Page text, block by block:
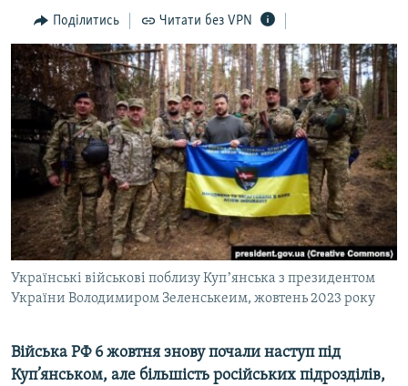
Перейти
до
пошуку
ПОГЛЯД
ІНТЕРВ'Ю
ВСЕ ЗА ДЕНЬ
СПЕЦПРОЕКТИ
ДЕПОРТАЦІЯ
ВІДЕОУРОКИ «ELIFBE»
СВІДЧЕННЯ ОКУПАЦІЇ
УКРАЇНСЬКА ПРОБЛЕМА КРИМУ
ІНФОГРАФІКА
ЯК ОБІЙТИ БЛОКУВАННЯ
Русский
Qırımtatar
ДОЛУЧАЙСЯ!
Усі сайти RFE/RL
Поділитись Читати без VPN
Українські військові поблизу Купʼянська з президентом
України Володимиром Зеленськеим, жовтень 2023 року
Війська РФ 6 жовтня знову почали наступ під
Куп’янськом, але більшість російських підрозділів,